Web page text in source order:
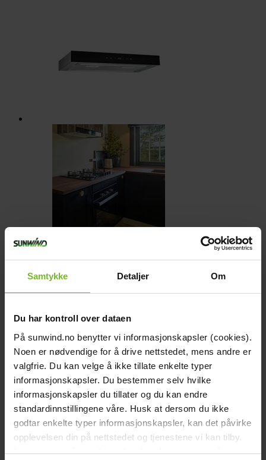
Samtykke Detaljer Om
Du har kontroll over dataen
På sunwind.no benytter vi informasjonskapsler (cookies).
Noen er nødvendige for å drive nettstedet, mens andre er
valgfrie. Du kan velge å ikke tillate enkelte typer
informasjonskapsler. Du bestemmer selv hvilke
informasjonskapsler du tillater og du kan endre
standardinnstillingene våre. Husk at dersom du ikke
godtar enkelte typer informasjonskapsler, kan det påvirke
opplevelsen din på nettstedet og tjenestene vi kan tilby.
Les mer om vårcookiepolicyher. Les mer om våre
Liesituuletin Cuisine 12V 50 cm
159,-
-20%